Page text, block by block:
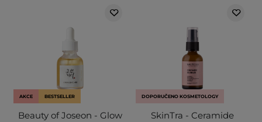
AKCE BESTSELLER
Beauty of Joseon - Glow
DOPORUČENO KOSMETOLOGY
SkinTra - Ceramide